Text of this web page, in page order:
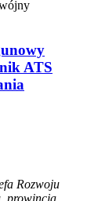
ATS
Rozwoju
prowincja